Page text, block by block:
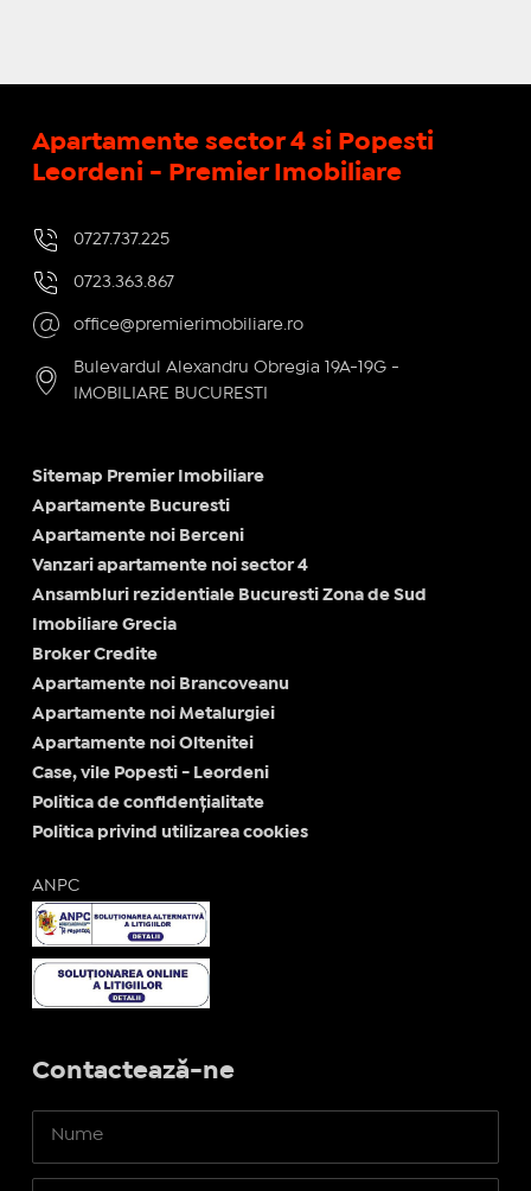
Apartamente sector 4 si Popesti
Leordeni - Premier Imobiliare
0727.737.225
0723.363.867
office@premierimobiliare.ro
Bulevardul Alexandru Obregia 19A-19G -
IMOBILIARE BUCURESTI
Sitemap Premier Imobiliare
Apartamente Bucuresti
Apartamente noi Berceni
Vanzari apartamente noi sector 4
Ansambluri rezidentiale Bucuresti Zona de Sud
Imobiliare Grecia
Broker Credite
Apartamente noi Brancoveanu
Apartamente noi Metalurgiei
Apartamente noi Oltenitei
Case, vile Popesti - Leordeni
Politica de confidențialitate
Politica privind utilizarea cookies
ANPC
Contactează-ne